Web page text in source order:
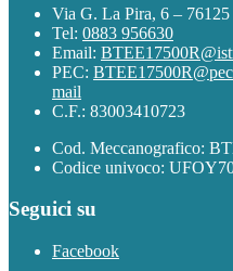
Via G. La Pira, 6 –
Tel: 0883 956630
Email:
PEC:
mail
C.F.: 83003410723
Cod. Meccanografico:
Codice univoco:
Seguici su
Facebook